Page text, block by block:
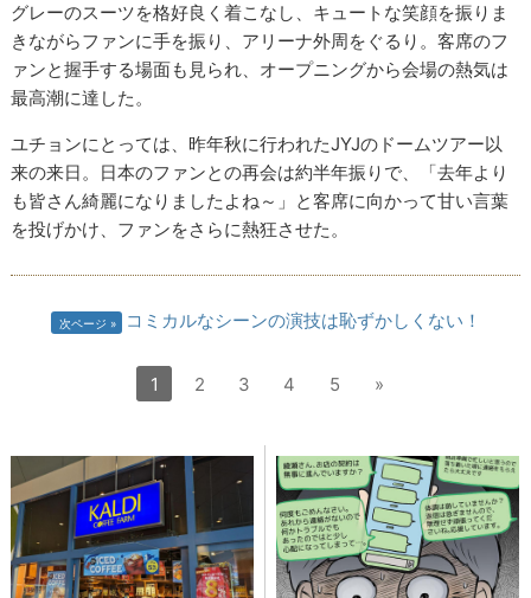
グレーのスーツを格好良く着こなし、キュートな笑顔を振りま
きながらファンに手を振り、アリーナ外周をぐるり。客席のフ
ァンと握手する場面も見られ、オープニングから会場の熱気は
最高潮に達した。
ユチョンにとっては、昨年秋に行われたJYJのドームツアー以
来の来日。日本のファンとの再会は約半年振りで、「去年より
も皆さん綺麗になりましたよね～」と客席に向かって甘い言葉
を投げかけ、ファンをさらに熱狂させた。
次ページ コミカルなシーンの演技は恥ずかしくない！
1 2 3 4 5 »